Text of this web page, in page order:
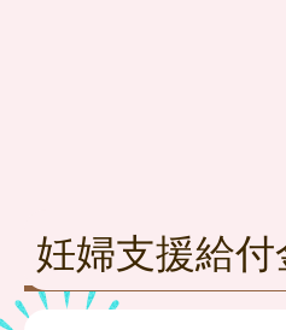
妊婦支援給付